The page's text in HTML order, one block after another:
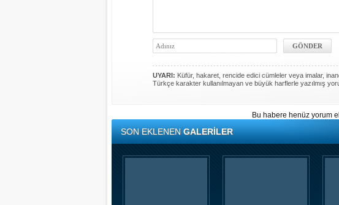
UYARI: Küfür, hakaret, rencide edici cümleler veya imalar,
Türkçe karakter kullanılmayan ve büyük harflerle yazılmış
Bu habere henüz yorum
SON EKLENENGALERİLER